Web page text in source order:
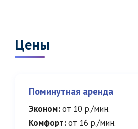
Цены
Поминутная аренда
Эконом:от 10 р./мин.
Комфорт:от 16 р./мин.